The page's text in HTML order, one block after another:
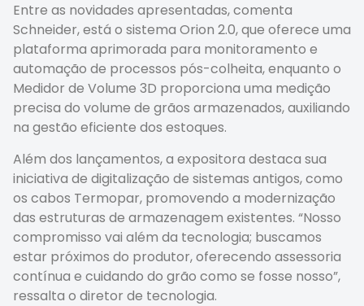
Entre as novidades apresentadas, comenta
Schneider, está o sistema Orion 2.0, que oferece uma
plataforma aprimorada para monitoramento e
automação de processos pós-colheita, enquanto o
Medidor de Volume 3D proporciona uma medição
precisa do volume de grãos armazenados, auxiliando
na gestão eficiente dos estoques.
Além dos lançamentos, a expositora destaca sua
iniciativa de digitalização de sistemas antigos, como
os cabos Termopar, promovendo a modernização
das estruturas de armazenagem existentes. “Nosso
compromisso vai além da tecnologia; buscamos
estar próximos do produtor, oferecendo assessoria
contínua e cuidando do grão como se fosse nosso”,
ressalta o diretor de tecnologia.